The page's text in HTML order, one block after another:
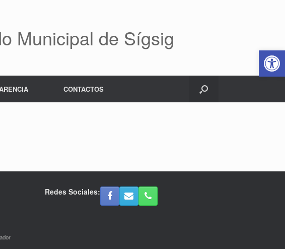
Abrir
Municipal de Sígsig
CONTACTOS
Redes Sociales: